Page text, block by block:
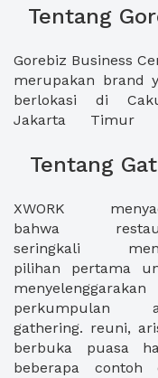
Tentang
Gorebiz Business
merupakan brand
berlokasi di
Jakarta Timur
merupakan
ruangan meeting
Tentang
XWORK
bahwa
seringkali
pilihan pertama
menyelenggarakan
perkumpulan
gathering. reuni,
berbuka puasa
beberapa contoh
memesan tempat
makanan.
semacam ini
dibutuhkan
mengimbangi
kesibukan
yang semakin
oleh karena itu,
XWORK